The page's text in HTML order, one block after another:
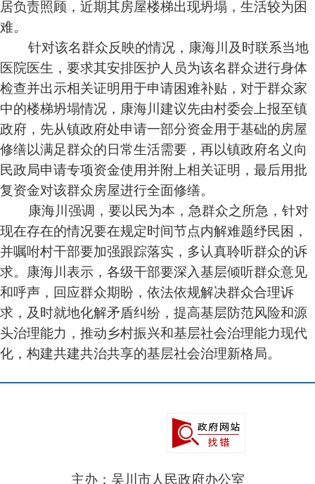
居负责照顾，近期其房屋楼梯出现坍塌，生活较为困
难。
针对该名群众反映的情况，康海川及时联系当地
医院医生，要求其安排医护人员为该名群众进行身体
检查并出示相关证明用于申请困难补贴，对于群众家
中的楼梯坍塌情况，康海川建议先由村委会上报至镇
政府，先从镇政府处申请一部分资金用于基础的房屋
修缮以满足群众的日常生活需要，再以镇政府名义向
民政局申请专项资金使用并附上相关证明，最后用批
复资金对该群众房屋进行全面修缮。
康海川强调，要以民为本，急群众之所急，针对
现在存在的情况要在规定时间节点内解难题纾民困，
并嘱咐村干部要加强跟踪落实，多认真聆听群众的诉
求。康海川表示，各级干部要深入基层倾听群众意见
和呼声，回应群众期盼，依法依规解决群众合理诉
求，及时就地化解矛盾纠纷，提高基层防范风险和源
头治理能力，推动乡村振兴和基层社会治理能力现代
化，构建共建共治共享的基层社会治理新格局。
主办：吴川市人民政府办公室